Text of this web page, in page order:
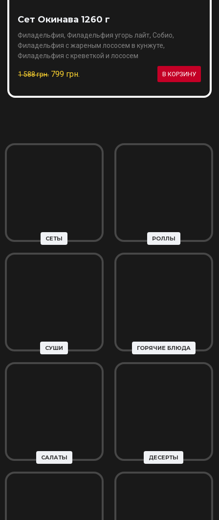
Сет Окинава 1260 г
Филадельфия, Филадельфия угорь лайт, Собио,
Филадельфия с жареным лососем в кунжуте,
Филадельфия с креветкой и лососем
1 588 грн. 799 грн. В КОРЗИНУ
СЕТЫ РОЛЛЫ
СУШИ ГОРЯЧИЕ БЛЮДА
САЛАТЫ ДЕСЕРТЫ